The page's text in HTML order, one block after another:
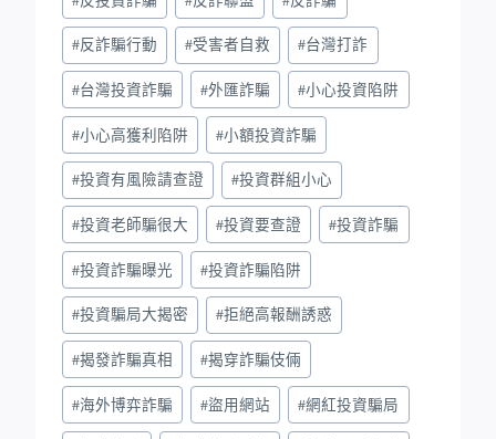
#反詐騙行動 #受害者自救 #台灣打詐
#台灣投資詐騙 #外匯詐騙 #小心投資陷阱
#小心高獲利陷阱 #小額投資詐騙
#投資有風險請查證 #投資群組小心
#投資老師騙很大 #投資要查證 #投資詐騙
#投資詐騙曝光 #投資詐騙陷阱
#投資騙局大揭密 #拒絕高報酬誘惑
#揭發詐騙真相 #揭穿詐騙伎倆
#海外博弈詐騙 #盜用網站 #網紅投資騙局